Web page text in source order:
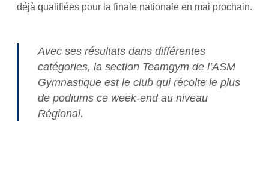
déjà qualifiées pour la finale nationale en mai prochain.
Avec ses résultats dans différentes
catégories, la section Teamgym de l’ASM
Gymnastique est le club qui récolte le plus
de podiums ce week-end au niveau
Régional.